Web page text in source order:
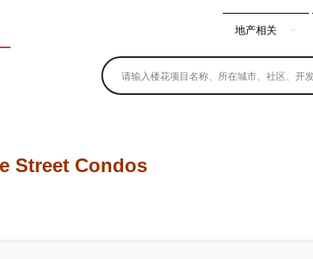
花搜索引擎
地产相关
Street Condos